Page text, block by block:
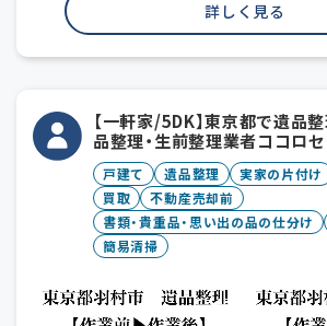
詳しく見る
【一軒家/5DK】東京都で遺品
品整理・生前整理業者ココロ
戸建て 遺品整理 実家の片付け
買取
不動産売却前
書類・貴重品・思い出の品の仕分け
簡易清掃